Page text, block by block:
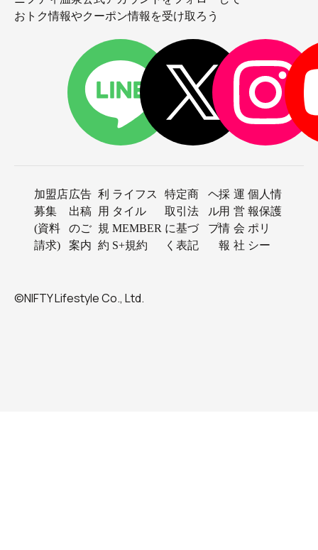
おトク情報やクーポン情報を受け取ろう
加盟店
募集
(資料
請求)
広告
出稿
のご
案内
利
用
規
約
ライフス
タイル
MEMBER
S+規約
特定商
取引法
に基づ
く表記
ヘ
ル
プ
採
用
情
報
運
営
会
社
個人情
報保護
ポリ
シー
©NIFTY Lifestyle Co., Ltd.